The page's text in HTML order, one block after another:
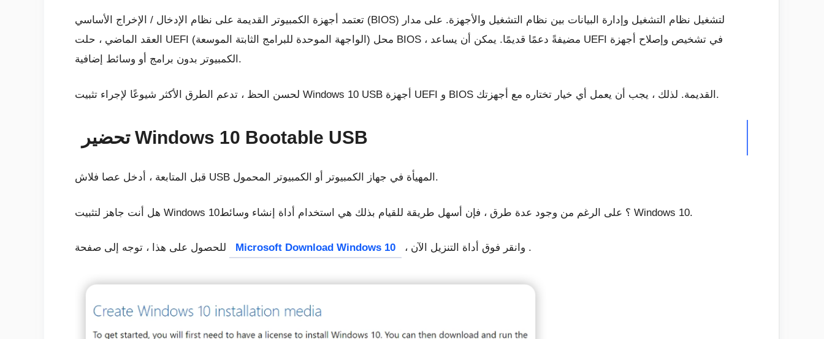
تعتمد أجهزة الكمبيوتر القديمة على نظام الإدخال / الإخراج الأساسي (BIOS) لتشغيل نظام التشغيل وإدارة البيانات بين نظام التشغيل والأجهزة. على مدار
العقد الماضي ، حلت UEFI (الواجهة الموحدة للبرامج الثابتة الموسعة) محل BIOS ، مضيفةً دعمًا قديمًا. يمكن أن يساعد UEFI في تشخيص وإصلاح أجهزة
الكمبيوتر بدون برامج أو وسائط إضافية.
لحسن الحظ ، تدعم الطرق الأكثر شيوعًا لإجراء تثبيت Windows 10 USB أجهزة UEFI و BIOS القديمة. لذلك ، يجب أن يعمل أي خيار تختاره مع أجهزتك.
تحضير Windows 10 Bootable USB
قبل المتابعة ، أدخل عصا فلاش USB المهيأة في جهاز الكمبيوتر أو الكمبيوتر المحمول.
هل أنت جاهز لتثبيت Windows 10؟ على الرغم من وجود عدة طرق ، فإن أسهل طريقة للقيام بذلك هي استخدام أداة إنشاء وسائط Windows 10.
Microsoft Download Windows 10 ، وانقر فوق أداة التنزيل الآن .